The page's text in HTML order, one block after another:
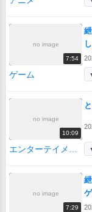
no image
7:54
ゲーム
no image
10:09
no image
7:29